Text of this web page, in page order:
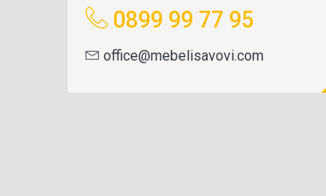
0899 99 77 95
office@mebelisavovi.com